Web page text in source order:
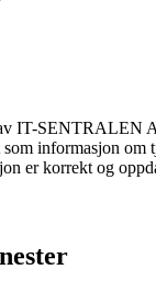
IT-SENTRALEN
informasjon om
er korrekt og